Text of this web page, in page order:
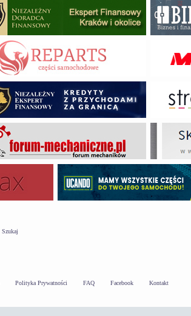
Szukaj
Polityka Prywatności FAQ Facebook Kontakt